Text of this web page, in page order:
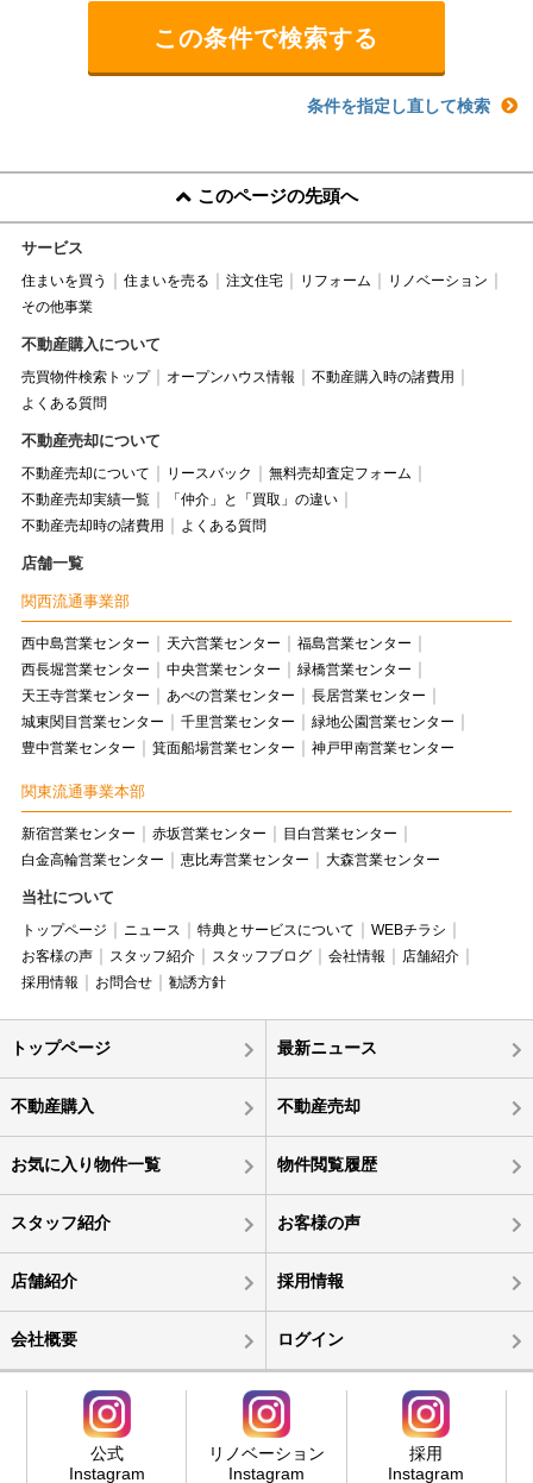
条件を指定し直して検索
このページの先頭へ
サービス
住まいを買う 住まいを売る 注文住宅 リフォーム
リノベーション
その他事業
不動産購入について
売買物件検索トップ オープンハウス情報
不動産購入時の諸費用
よくある質問
不動産売却について
不動産売却について リースバック
無料売却査定フォーム
不動産売却実績一覧
「仲介」と「買取」の違い
不動産売却時の諸費用
よくある質問
店舗一覧
関西流通事業部
西中島営業センター 天六営業センター
福島営業センター
西長堀営業センター
中央営業センター
緑橋営業センター
天王寺営業センター
あべの営業センター
長居営業センター
城東関目営業センター
千里営業センター
緑地公園営業センター
豊中営業センター
箕面船場営業センター 神戸甲南営業センター
関東流通事業本部
新宿営業センター 赤坂営業センター
目白営業センター
白金高輪営業センター
恵比寿営業センター 大森営業センター
当社について
トップページ ニュース 特典とサービスについて
WEBチラシ
お客様の声
スタッフ紹介 スタッフブログ 会社情報
店舗紹介
採用情報
お問合せ 勧誘方針
トップページ 最新ニュース
不動産購入 不動産売却
お気に入り物件一覧 物件閲覧履歴
スタッフ紹介 お客様の声
店舗紹介 採用情報
会社概要 ログイン
公式
Instagram
リノベーション
Instagram
採用
Instagram